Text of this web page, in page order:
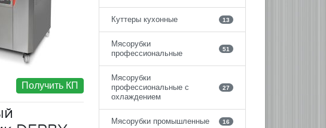
Получить КП
Куттеры кухонные 13
Мясорубки
профессиональные
51
Мясорубки
профессиональные с
охлаждением
27
Мясорубки промышленные 16